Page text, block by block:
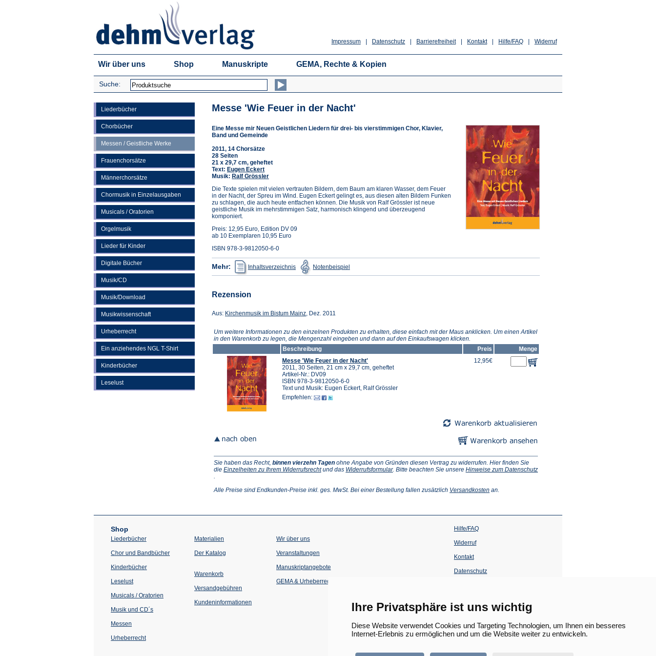
Ihre Privatsphäre ist uns wichtig
Diese Website verwendet Cookies und Targeting Technologien, um Ihnen ein besseres
Internet-Erlebnis zu ermöglichen und um die Website weiter zu entwickeln.
Widerruf
Hilfe/FAQ
Kontakt
Barrierefreiheit
Datenschutz
Impressum
Wir über uns Shop Manuskripte GEMA, Rechte & Kopien
Suche:
Liederbücher
Chorbücher
Messen / Geistliche Werke
Frauenchorsätze
Männerchorsätze
Chormusik in Einzelausgaben
Musicals / Oratorien
Orgelmusik
Lieder für Kinder
Digitale Bücher
Musik/CD
Musik/Download
Musikwissenschaft
Urheberrecht
Ein anziehendes NGL T-Shirt
Kinderbücher
Leselust
Messe 'Wie Feuer in der Nacht'
Eine Messe mir Neuen Geistlichen Liedern für drei- bis vierstimmigen Chor, Klavier,
Band und Gemeinde
2011, 14 Chorsätze
28 Seiten
21 x 29,7 cm, geheftet
Text: Eugen Eckert
Musik: Ralf Grössler
Die Texte spielen mit vielen vertrauten Bildern, dem Baum am klaren Wasser, dem Feuer
in der Nacht, der Spreu im Wind. Eugen Eckert gelingt es, aus diesen alten Bildern Funken
zu schlagen, die auch heute entfachen können. Die Musik von Ralf Grössler ist neue
geistliche Musik im mehrstimmigen Satz, harmonisch klingend und überzeugend
komponiert.
Preis: 12,95 Euro, Edition DV 09
ab 10 Exemplaren 10,95 Euro
ISBN 978-3-9812050-6-0
Mehr: Inhaltsverzeichnis
(Öffnet
in
einem
Notenbeispiel in
einem
Rezension
Aus: Kirchenmusik im Bistum Mainz(Öffnet
neuen
Tab)
, Dez. 2011
Um weitere Informationen zu den einzelnen Produkten zu erhalten, diese einfach mit der Maus anklicken. Um einen Artikel
in den Warenkorb zu legen, die Mengenzahl eingeben und dann auf den Einkaufswagen klicken.
Beschreibung
Preis
Menge
Messe 'Wie Feuer in der Nacht'
2011, 30 Seiten, 21 cm x 29,7 cm, geheftet
Artikel-Nr.: DV09
ISBN 978-3-9812050-6-0
Text und Musik: Eugen Eckert, Ralf Grössler
Empfehlen:
12,95€
Sie haben das Recht, binnen vierzehn Tagen ohne Angabe von Gründen diesen Vertrag zu widerrufen. Hier finden Sie
die Einzelheiten zu Ihrem Widerrufsrecht(Öffnet
neuen
und das Widerrufsformular(Öffnet
neuen
. Bitte beachten Sie unsere Hinweise zum Datenschutz
einem
.
Alle Preise sind Endkunden-Preise inkl. ges. MwSt. Bei einer Bestellung fallen zusätzlich Versandkosten (Öffnet
Tab)
an.
Shop
Liederbücher
Chor und Bandbücher
Kinderbücher
Leselust
Musicals / Oratorien
Musik und CD´s
Messen
Urheberrecht
Materialien
Der Katalog
Warenkorb
Versandgebühren
Kundeninformationen
Wir über uns
Veranstaltungen
einem
Tab)
Manuskriptangebote
GEMA & Urheberrecht
Hilfe/FAQ
Widerruf
Kontakt
Datenschutz
einem
neuen